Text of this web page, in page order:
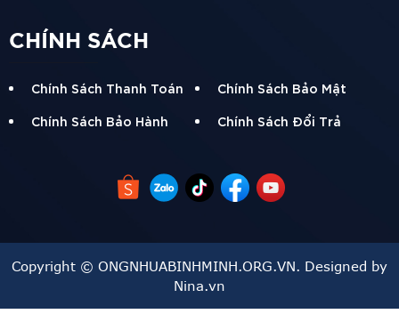
CHÍNH SÁCH
Chính Sách Thanh Toán
Chính Sách Bảo Mật
Chính Sách Bảo Hành
Chính Sách Đổi Trả
Copyright © ONGNHUABINHMINH.ORG.VN. Designed by
Nina.vn